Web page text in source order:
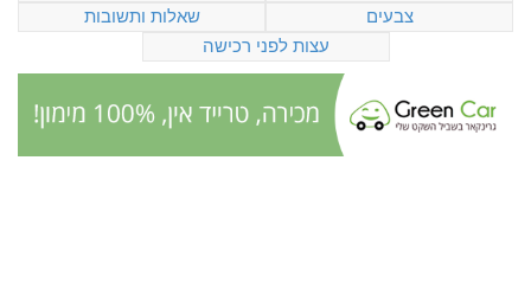
צבעים
שאלות ותשובות
עצות לפני רכישה